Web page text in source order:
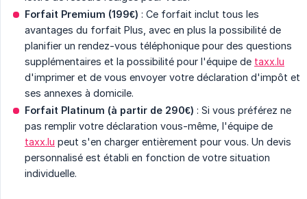
Forfait Premium (199€) : Ce forfait inclut tous les
avantages du forfait Plus, avec en plus la possibilité de
planifier un rendez-vous téléphonique pour des questions
supplémentaires et la possibilité pour l'équipe de taxx.lu
d'imprimer et de vous envoyer votre déclaration d'impôt et
ses annexes à domicile.
Forfait Platinum (à partir de 290€) : Si vous préférez ne
pas remplir votre déclaration vous-même, l'équipe de
taxx.lu peut s'en charger entièrement pour vous. Un devis
personnalisé est établi en fonction de votre situation
individuelle.